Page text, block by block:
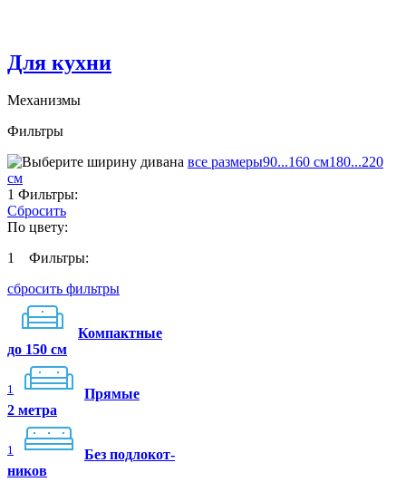
Для кухни
Механизмы
Фильтры
все размеры90...160 см180...220
см
1 Фильтры:
Сбросить
По цвету:
1 Фильтры:
сбросить фильтры
Компактные
до 150 см
1
Прямые
2 метра
1
Без подлокот-
ников